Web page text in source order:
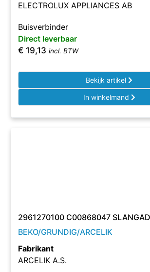
ELECTROLUX APPLIANCES AB
Buisverbinder
Direct leverbaar
€ 19,13 incl. BTW
Bekijk artikel
In winkelmand
2961270100 C00868047
BEKO/GRUNDIG/ARCELIK
Fabrikant
ARCELIK A.S.